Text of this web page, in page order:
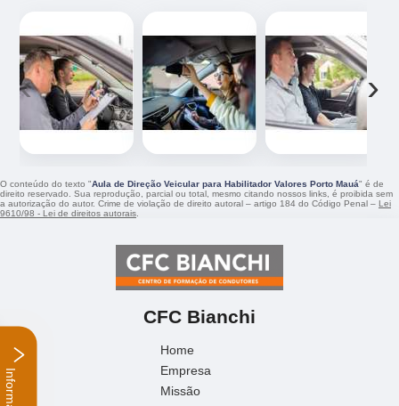
‹ ›
O conteúdo do texto "Aula de Direção Veicular para Habilitador Valores Porto Mauá" é de
direito reservado. Sua reprodução, parcial ou total, mesmo citando nossos links, é proibida sem
a autorização do autor. Crime de violação de direito autoral – artigo 184 do Código Penal – Lei
9610/98 - Lei de direitos autorais
CFC Bianchi
Home
Empresa
Missão